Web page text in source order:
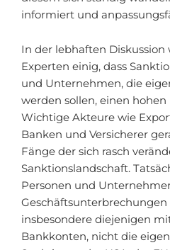
informiert und
In der lebhaften Diskussion
Experten einig, dass
und Unternehmen, die
werden sollen, einen
Wichtige Akteure wie
Banken und Versicherer
Fänge der sich rasch
Sanktionslandschaft.
Personen und
insbesondere diejenigen
Bankkonten, nicht die